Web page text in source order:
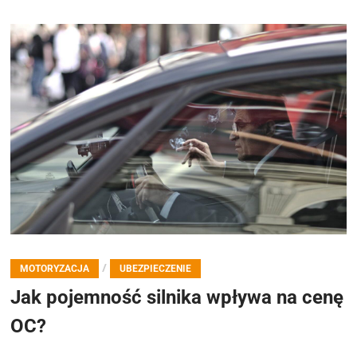
MOTORYZACJA / UBEZPIECZENIE
Jak pojemność silnika wpływa na cenę
OC?